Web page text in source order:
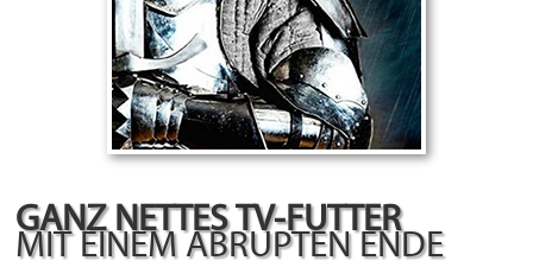
GANZ NETTES TV-FUTTER
MIT EINEM ABRUPTEN ENDE